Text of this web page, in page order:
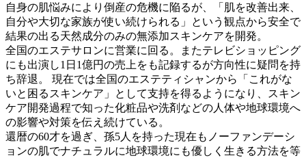
自身の肌悩みにより倒産の危機に陥るが、「肌を改善出来、
自分や大切な家族が使い続けられる」という観点から安全で
結果の出る天然成分のみの無添加スキンケアを開発。
全国のエステサロンに営業に回る。またテレビショッピング
にも出演し1日1億円の売上をも記録するが方向性に疑問を持
ち辞退。 現在では全国のエステティシャンから「これがな
いと困るスキンケア」として支持を得るようになり、スキン
ケア開発過程で知った化粧品や洗剤などの人体や地球環境へ
の影響や対策を伝え続けている。
還暦の60才を過ぎ、孫5人を持った現在もノーファンデーシ
ョンの肌でナチュラルに地球環境にも優しく生きる方法を等